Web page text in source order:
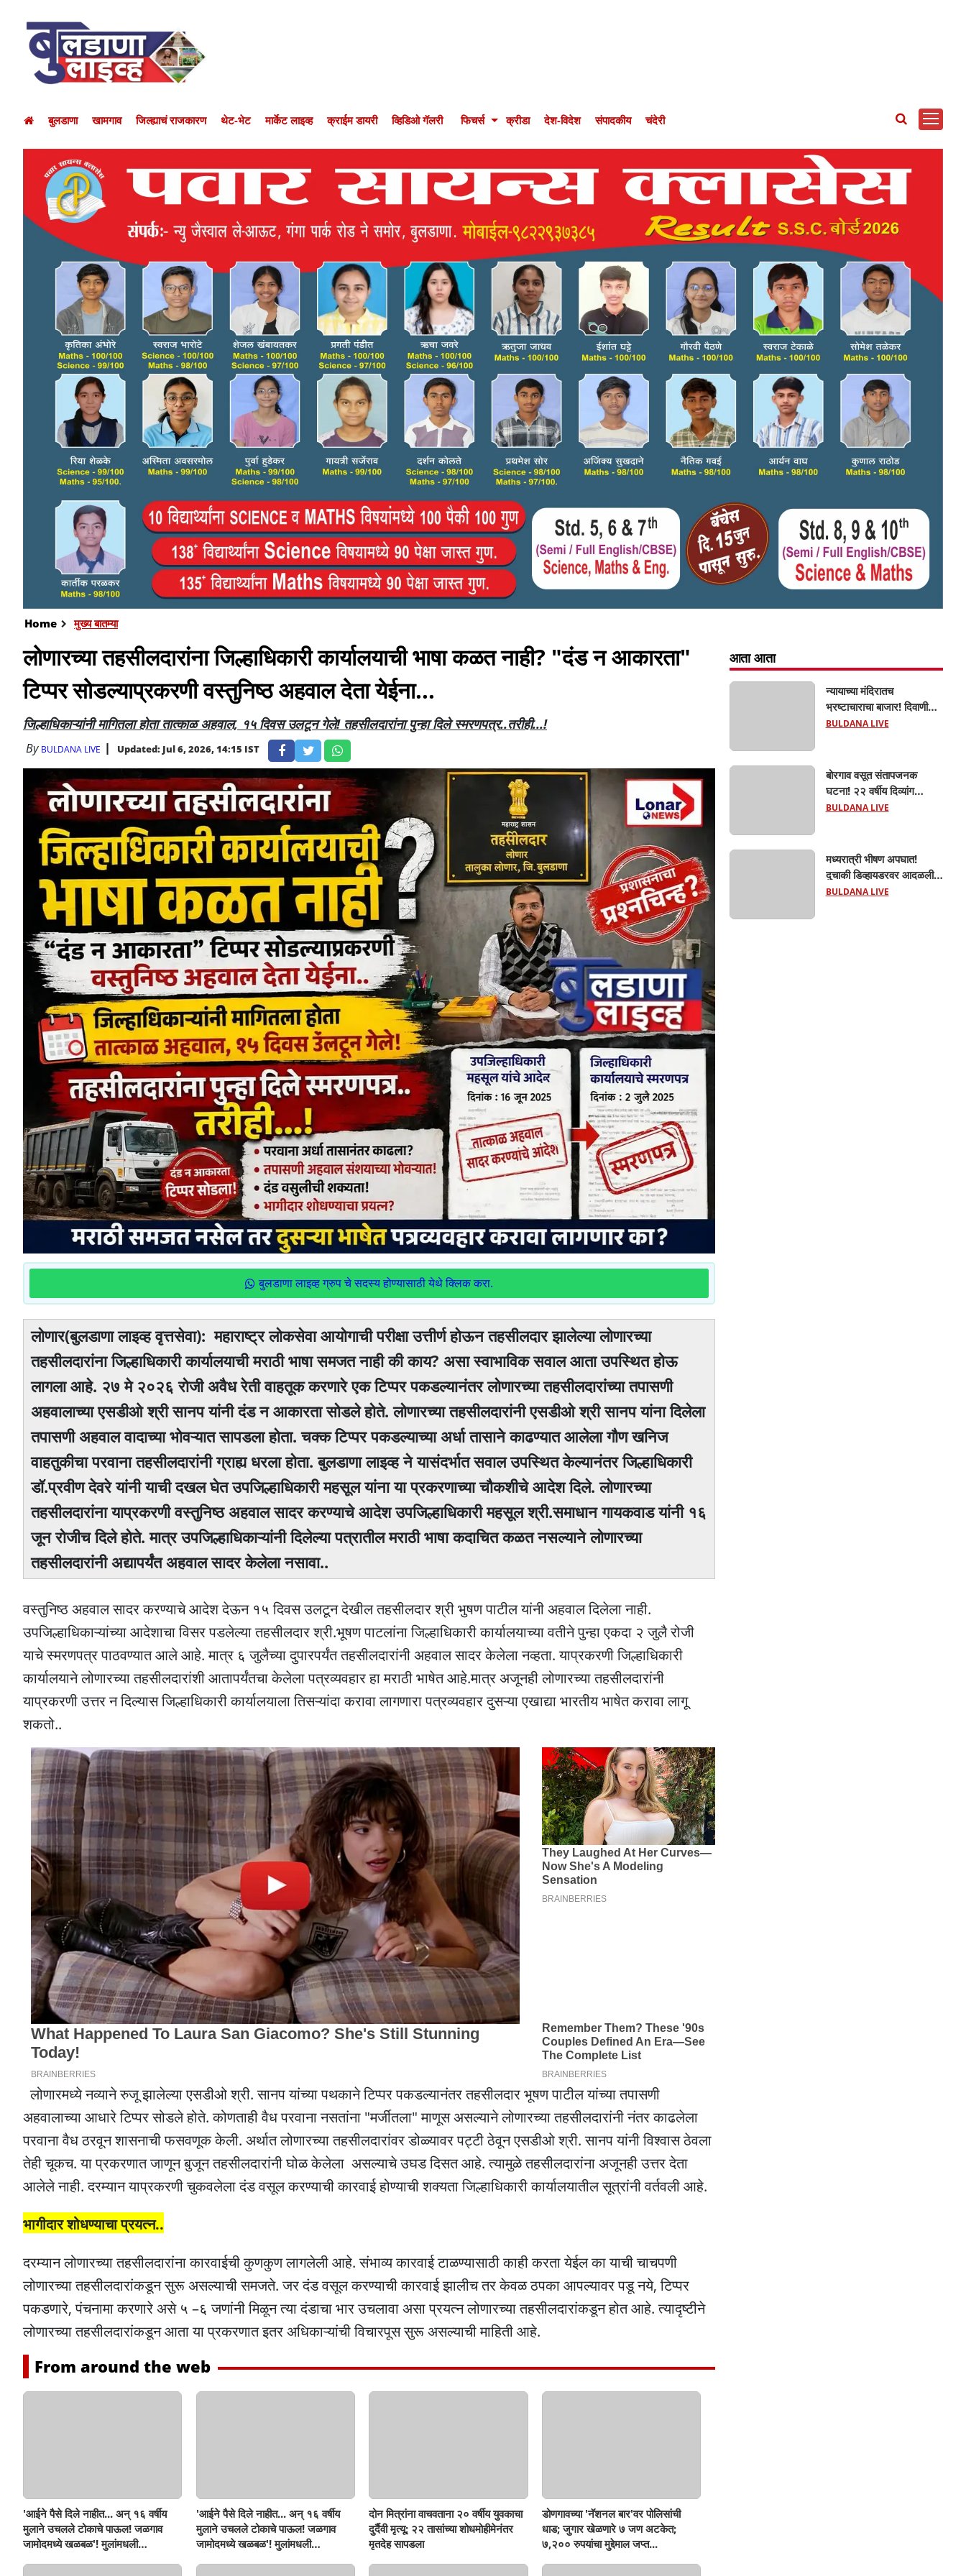
बुलडाणा खामगाव जिल्ह्याचं राजकारण थेट-भेट मार्केट लाइव्ह क्राईम डायरी व्हिडिओ गॅलरी फिचर्स क्रीडा देश-विदेश संपादकीय चंदेरी
Home मुख्य बातम्या
लोणारच्या तहसीलदारांना जिल्हाधिकारी कार्यालयाची भाषा कळत नाही? "दंड न आकारता"
टिप्पर सोडल्याप्रकरणी वस्तुनिष्ठ अहवाल देता येईना...
जिल्हाधिकाऱ्यांनी मागितला होता तात्काळ अहवाल, १५ दिवस उलटून गेले! तहसीलदारांना पुन्हा दिले स्मरणपत्र..तरीही...!
By BULDANA LIVE Updated: Jul 6, 2026, 14:15 IST
बुलडाणा लाइव्ह ग्रुप चे सदस्य होण्यासाठी येथे क्लिक करा.
लोणार(बुलडाणा लाइव्ह वृत्तसेवा): महाराष्ट्र लोकसेवा आयोगाची परीक्षा उत्तीर्ण होऊन तहसीलदार झालेल्या लोणारच्या
तहसीलदारांना जिल्हाधिकारी कार्यालयाची मराठी भाषा समजत नाही की काय? असा स्वाभाविक सवाल आता उपस्थित होऊ
लागला आहे. २७ मे २०२६ रोजी अवैध रेती वाहतूक करणारे एक टिप्पर पकडल्यानंतर लोणारच्या तहसीलदारांच्या तपासणी
अहवालाच्या एसडीओ श्री सानप यांनी दंड न आकारता सोडले होते. लोणारच्या तहसीलदारांनी एसडीओ श्री सानप यांना दिलेला
तपासणी अहवाल वादाच्या भोवऱ्यात सापडला होता. चक्क टिप्पर पकडल्याच्या अर्धा तासाने काढण्यात आलेला गौण खनिज
वाहतुकीचा परवाना तहसीलदारांनी ग्राह्य धरला होता. बुलडाणा लाइव्ह ने यासंदर्भात सवाल उपस्थित केल्यानंतर जिल्हाधिकारी
डॉ.प्रवीण देवरे यांनी याची दखल घेत उपजिल्हाधिकारी महसूल यांना या प्रकरणाच्या चौकशीचे आदेश दिले. लोणारच्या
तहसीलदारांना याप्रकरणी वस्तुनिष्ठ अहवाल सादर करण्याचे आदेश उपजिल्हाधिकारी महसूल श्री.समाधान गायकवाड यांनी १६
जून रोजीच दिले होते. मात्र उपजिल्हाधिकाऱ्यांनी दिलेल्या पत्रातील मराठी भाषा कदाचित कळत नसल्याने लोणारच्या
तहसीलदारांनी अद्यापर्यंत अहवाल सादर केलेला नसावा..
वस्तुनिष्ठ अहवाल सादर करण्याचे आदेश देऊन १५ दिवस उलटून देखील तहसीलदार श्री भुषण पाटील यांनी अहवाल दिलेला नाही.
उपजिल्हाधिकाऱ्यांच्या आदेशाचा विसर पडलेल्या तहसीलदार श्री.भूषण पाटलांना जिल्हाधिकारी कार्यालयाच्या वतीने पुन्हा एकदा २ जुलै रोजी
याचे स्मरणपत्र पाठवण्यात आले आहे. मात्र ६ जुलैच्या दुपारपर्यंत तहसीलदारांनी अहवाल सादर केलेला नव्हता. याप्रकरणी जिल्हाधिकारी
कार्यालयाने लोणारच्या तहसीलदारांशी आतापर्यंतचा केलेला पत्रव्यवहार हा मराठी भाषेत आहे.मात्र अजूनही लोणारच्या तहसीलदारांनी
याप्रकरणी उत्तर न दिल्यास जिल्हाधिकारी कार्यालयाला तिसऱ्यांदा करावा लागणारा पत्रव्यवहार दुसऱ्या एखाद्या भारतीय भाषेत करावा लागू
शकतो..
लोणारमध्ये नव्याने रुजू झालेल्या एसडीओ श्री. सानप यांच्या पथकाने टिप्पर पकडल्यानंतर तहसीलदार भूषण पाटील यांच्या तपासणी
अहवालाच्या आधारे टिप्पर सोडले होते. कोणताही वैध परवाना नसतांना "मर्जीतला" माणूस असल्याने लोणारच्या तहसीलदारांनी नंतर काढलेला
परवाना वैध ठरवून शासनाची फसवणूक केली. अर्थात लोणारच्या तहसीलदारांवर डोळ्यावर पट्टी ठेवून एसडीओ श्री. सानप यांनी विश्वास ठेवला
तेही चूकच. या प्रकरणात जाणून बुजून तहसीलदारांनी घोळ केलेला असल्याचे उघड दिसत आहे. त्यामुळे तहसीलदारांना अजूनही उत्तर देता
आलेले नाही. दरम्यान याप्रकरणी चुकवलेला दंड वसूल करण्याची कारवाई होण्याची शक्यता जिल्हाधिकारी कार्यालयातील सूत्रांनी वर्तवली आहे.
भागीदार शोधण्याचा प्रयत्न..
दरम्यान लोणारच्या तहसीलदारांना कारवाईची कुणकुण लागलेली आहे. संभाव्य कारवाई टाळण्यासाठी काही करता येईल का याची चाचपणी
लोणारच्या तहसीलदारांकडून सुरू असल्याची समजते. जर दंड वसूल करण्याची कारवाई झालीच तर केवळ ठपका आपल्यावर पडू नये, टिप्पर
पकडणारे, पंचनामा करणारे असे ५ –६ जणांनी मिळून त्या दंडाचा भार उचलावा असा प्रयत्न लोणारच्या तहसीलदारांकडून होत आहे. त्यादृष्टीने
लोणारच्या तहसीलदारांकडून आता या प्रकरणात इतर अधिकाऱ्यांची विचारपूस सुरू असल्याची माहिती आहे.
From around the web
'आईने पैसे दिले नाहीत... अन् १६ वर्षीय
मुलाने उचलले टोकाचे पाऊल! जळगाव
जामोदमध्ये खळबळ'! मुलांमधली
'आईने पैसे दिले नाहीत... अन् १६ वर्षीय
मुलाने उचलले टोकाचे पाऊल! जळगाव
जामोदमध्ये खळबळ'! मुलांमधली
दोन मित्रांना वाचवताना २० वर्षीय युवकाचा
दुर्दैवी मृत्यू; २२ तासांच्या शोधमोहीमेनंतर
मृतदेह सापडला
डोणगावच्या 'नॅशनल बार'वर पोलिसांची
धाड; जुगार खेळणारे ७ जण अटकेत;
७,२०० रुपयांचा मुद्देमाल जप्त...
आता आता
न्यायाच्या मंदिरातच
भ्रष्टाचाराचा बाजार! दिवाणी
न्यायालयाचा बेलीफ १०
BULDANA LIVE
बोरगाव वसूत संतापजनक
घटना! २२ वर्षीय दिव्यांग
तरुणीवर लैंगिक अत्याचार;
आरोप; चिखली पोलिसांकडून
आरोपीविरुद्ध कठोर कारवाई
BULDANA LIVE
मध्यरात्री भीषण अपघात!
दुचाकी डिव्हायडरवर आदळली;
हिंगणा शिवारातील ५५ वर्षीय
BULDANA LIVE